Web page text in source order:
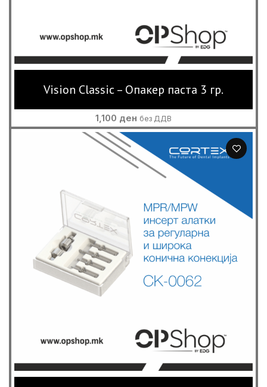
Vision Classic – Опакер паста 3 гр.
1,100 ден без ДДВ